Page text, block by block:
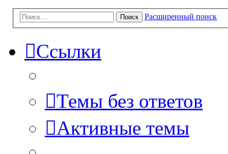
Поиск Расширенный поиск
Ссылки
Темы без ответов
Активные темы